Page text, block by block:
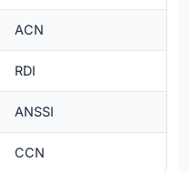
ACN
RDI
ANSSI
CCN